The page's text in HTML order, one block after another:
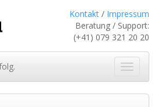
Kontakt / Impressum
Beratung / Support:
(+41) 079 321 20 20
ein-/